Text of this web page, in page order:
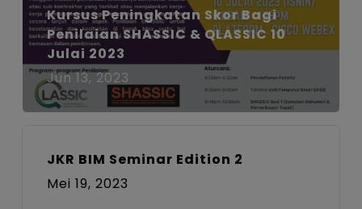
Kursus Peningkatan Skor Bagi
Penilaian SHASSIC & QLASSIC 10
Julai 2023
Jun 13, 2023
JKR BIM Seminar Edition 2
Mei 19, 2023